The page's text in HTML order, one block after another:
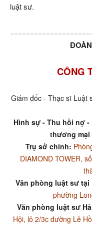
luật sư.
CÔNG
Giám đốc - Thạc sĩ Luật
Hình sự - Thu hồi nợ
thương mại
Trụ sở chính:
DIAMOND TOWER,
Văn phòng luật sư tại
phường
Văn phòng luật sư
Hội, lô 2/3c đường Lê